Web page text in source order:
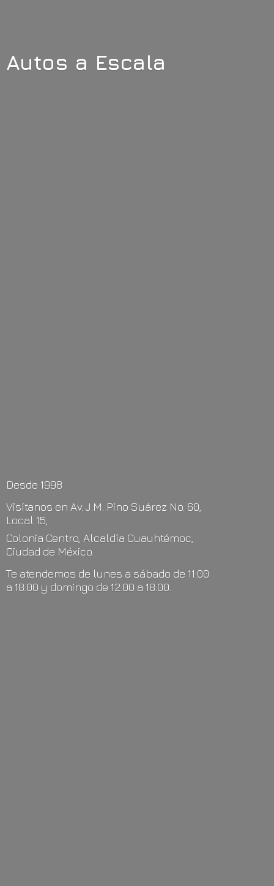
Autos a Escala
Desde 1998
Visítanos en Av. J.M. Pino Suárez No. 60,
Local 15,
Colonia Centro, Alcaldía Cuauhtémoc,
Ciudad de México.
Te atendemos de lunes a sábado de 11:00
a 18:00 y domingo de 12:00 a 18:00.